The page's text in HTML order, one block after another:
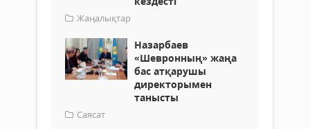
Жаңалықтар
Назарбаев
«Шевронның» жаңа
бас атқарушы
директорымен
танысты
Саясат